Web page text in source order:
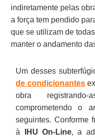
indiretamente pelas
a força tem pendido
que se utilizam de
manter o andamento
Um desses
de condicionantes
obra
comprometendo o
seguintes. Conforme
à
IHU On-Line, a